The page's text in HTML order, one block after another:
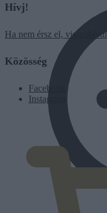
Hívj!
Ha nem érsz el,
Közösség
Facebook
Instagram